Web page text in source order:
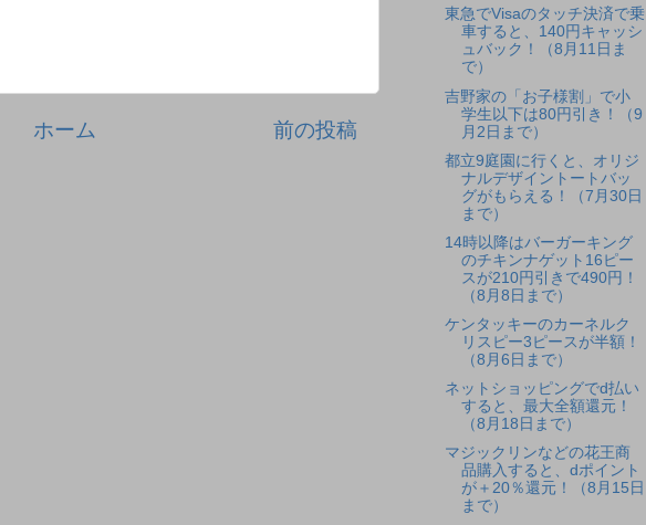
前の投稿
ホーム
東急でVisaのタッチ決済で乗
車すると、140円キャッシ
ュバック！（8月11日ま
で）
吉野家の「お子様割」で小
学生以下は80円引き！（9
月2日まで）
都立9庭園に行くと、オリジ
ナルデザイントートバッ
グがもらえる！（7月30日
まで）
14時以降はバーガーキング
のチキンナゲット16ピー
スが210円引きで490円！
（8月8日まで）
ケンタッキーのカーネルク
リスピー3ピースが半額！
（8月6日まで）
ネットショッピングでd払い
すると、最大全額還元！
（8月18日まで）
マジックリンなどの花王商
品購入すると、dポイント
が＋20％還元！（8月15日
まで）